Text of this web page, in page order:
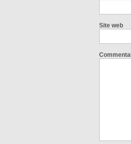
Site web